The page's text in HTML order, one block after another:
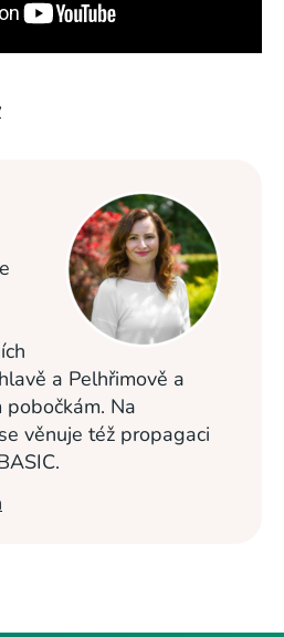
a Pelhřimově a
Na
věnuje též propagaci